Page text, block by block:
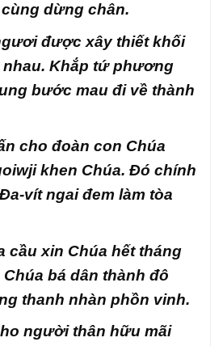
dừng chân.
được xây thiết khối
Khắp tứ phương
bước mau đi về thành
cho đoàn con Chúa
khen Chúa. Đó chính
vít ngai đem làm tòa
cầu xin Chúa hết tháng
bá dân thành đô
thanh nhàn phồn vinh.
người thân hữu mãi